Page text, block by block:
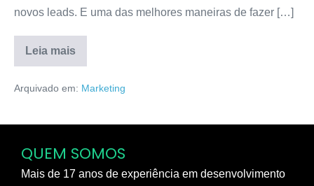
novos leads. E uma das melhores maneiras de fazer […]
Leia mais
Arquivado em: Marketing
QUEM SOMOS
Mais de 17 anos de experiência em desenvolvimento